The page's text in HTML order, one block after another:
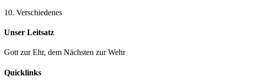
10. Verschiedenes
Unser Leitsatz
Gott zur Ehr, dem Nächsten zur Wehr
Quicklinks